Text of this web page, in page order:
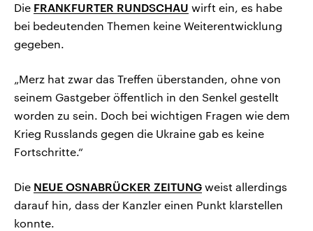
Die FRANKFURTER RUNDSCHAU wirft ein, es habe
bei bedeutenden Themen keine Weiterentwicklung
gegeben.
„Merz hat zwar das Treffen überstanden, ohne von
seinem Gastgeber öffentlich in den Senkel gestellt
worden zu sein. Doch bei wichtigen Fragen wie dem
Krieg Russlands gegen die Ukraine gab es keine
Fortschritte.“
Die NEUE OSNABRÜCKER ZEITUNG weist allerdings
darauf hin, dass der Kanzler einen Punkt klarstellen
konnte.